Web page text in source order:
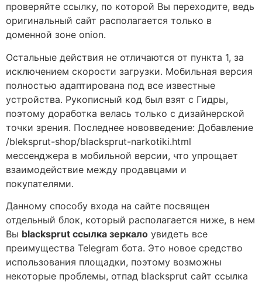
проверяйте ссылку, по которой Вы переходите, ведь
оригинальный сайт располагается только в
доменной зоне onion.
Остальные действия не отличаются от пункта 1, за
исключением скорости загрузки. Мобильная версия
полностью адаптирована под все известные
устройства. Рукописный код был взят с Гидры,
поэтому доработка велась только с дизайнерской
точки зрения. Последнее нововведение: Добавление
/bleksprut-shop/blacksprut-narkotiki.html
мессенджера в мобильной версии, что упрощает
взаимодействие между продавцами и
покупателями.
Данному способу входа на сайте посвящен
отдельный блок, который располагается ниже, в нем
Вы blacksprut ссылка зеркало увидеть все
преимущества Telegram бота. Это новое средство
использования площадки, поэтому возможны
некоторые проблемы, отпад blacksprut сайт ссылка